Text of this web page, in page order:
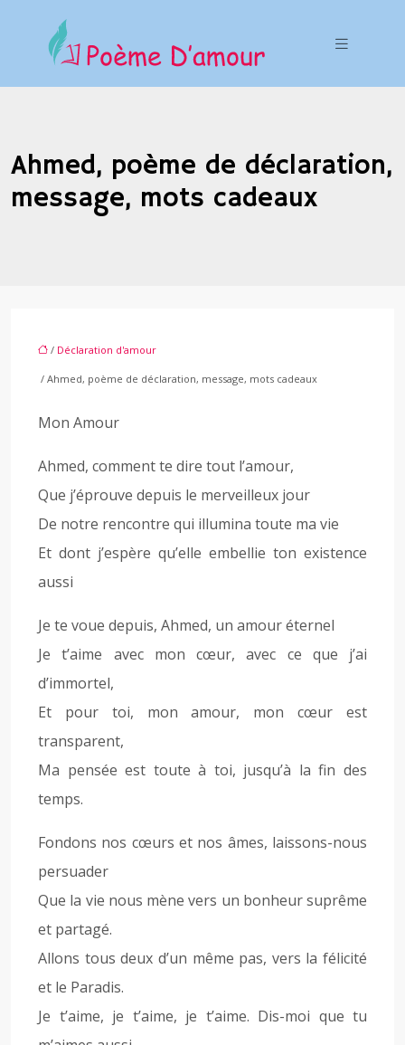
Ahmed, poème de déclaration,
message, mots cadeaux
/ Déclaration d'amour
/ Ahmed, poème de déclaration, message, mots cadeaux
Mon Amour
Ahmed, comment te dire tout l’amour,
Que j’éprouve depuis le merveilleux jour
De notre rencontre qui illumina toute ma vie
Et dont j’espère qu’elle embellie ton existence
aussi
Je te voue depuis, Ahmed, un amour éternel
Je t’aime avec mon cœur, avec ce que j’ai
d’immortel,
Et pour toi, mon amour, mon cœur est
transparent,
Ma pensée est toute à toi, jusqu’à la fin des
temps.
Fondons nos cœurs et nos âmes, laissons-nous
persuader
Que la vie nous mène vers un bonheur suprême
et partagé.
Allons tous deux d’un même pas, vers la félicité
et le Paradis.
Je t’aime, je t’aime, je t’aime. Dis-moi que tu